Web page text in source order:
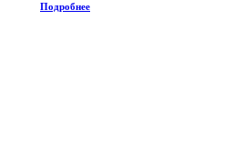
Подробнее